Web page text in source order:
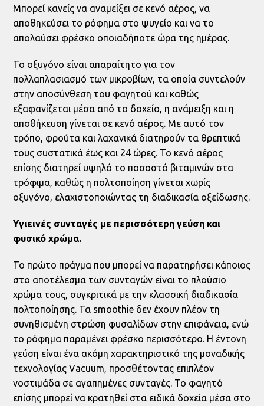
Μπορεί κανείς να αναμείξει σε κενό αέρος, να
αποθηκεύσει το ρόφημα στο ψυγείο και να το
απολαύσει φρέσκο οποιαδήποτε ώρα της ημέρας.
Το οξυγόνο είναι απαραίτητο για τον
πολλαπλασιασμό των μικροβίων, τα οποία συντελούν
στην αποσύνθεση του φαγητού και καθώς
εξαφανίζεται μέσα από το δοχείο, η ανάμειξη και η
αποθήκευση γίνεται σε κενό αέρος. Με αυτό τον
τρόπο, φρούτα και λαχανικά διατηρούν τα θρεπτικά
τους συστατικά έως και 24 ώρες. Το κενό αέρος
επίσης διατηρεί υψηλό το ποσοστό βιταμινών στα
τρόφιμα, καθώς η πολτοποίηση γίνεται χωρίς
οξυγόνο, ελαχιστοποιώντας τη διαδικασία οξείδωσης.
Υγιεινές συνταγές με περισσότερη γεύση και
φυσικό χρώμα.
Το πρώτο πράγμα που μπορεί να παρατηρήσει κάποιος
στο αποτέλεσμα των συνταγών είναι το πλούσιο
χρώμα τους, συγκριτικά με την κλασσική διαδικασία
πολτοποίησης. Τα smoothie δεν έχουν πλέον τη
συνηθισμένη στρώση φυσαλίδων στην επιφάνεια, ενώ
το ρόφημα παραμένει φρέσκο περισσότερο. Η έντονη
γεύση είναι ένα ακόμη χαρακτηριστικό της μοναδικής
τεχνολογίας Vacuum, προσθέτοντας επιπλέον
νοστιμάδα σε αγαπημένες συνταγές. Το φαγητό
επίσης μπορεί να κρατηθεί στα ειδικά δοχεία μέσα στο